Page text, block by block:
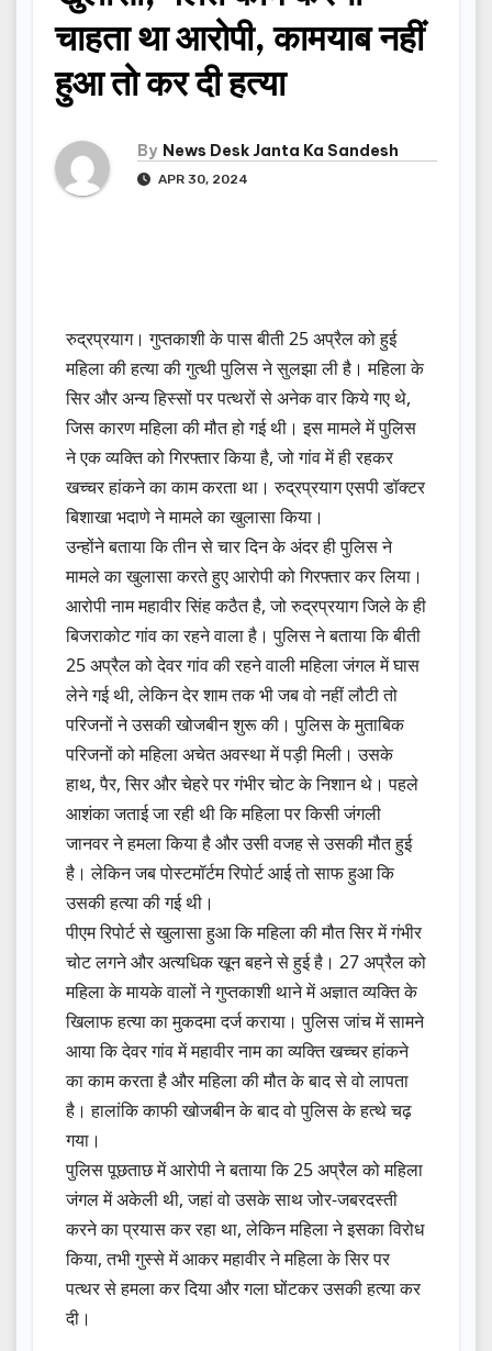
चाहता था आरोपी, कामयाब नहीं
हुआ तो कर दी हत्या
By News Desk Janta Ka Sandesh
APR 30, 2024
रुद्रप्रयाग। गुप्तकाशी के पास बीती 25 अप्रैल को हुई
महिला की हत्या की गुत्थी पुलिस ने सुलझा ली है। महिला के
सिर और अन्य हिस्सों पर पत्थरों से अनेक वार किये गए थे,
जिस कारण महिला की मौत हो गई थी। इस मामले में पुलिस
ने एक व्यक्ति को गिरफ्तार किया है, जो गांव में ही रहकर
खच्चर हांकने का काम करता था। रुद्रप्रयाग एसपी डॉक्टर
बिशाखा भदाणे ने मामले का खुलासा किया।
उन्होंने बताया कि तीन से चार दिन के अंदर ही पुलिस ने
मामले का खुलासा करते हुए आरोपी को गिरफ्तार कर लिया।
आरोपी नाम महावीर सिंह कठैत है, जो रुद्रप्रयाग जिले के ही
बिजराकोट गांव का रहने वाला है। पुलिस ने बताया कि बीती
25 अप्रैल को देवर गांव की रहने वाली महिला जंगल में घास
लेने गई थी, लेकिन देर शाम तक भी जब वो नहीं लौटी तो
परिजनों ने उसकी खोजबीन शुरू की। पुलिस के मुताबिक
परिजनों को महिला अचेत अवस्था में पड़ी मिली। उसके
हाथ, पैर, सिर और चेहरे पर गंभीर चोट के निशान थे। पहले
आशंका जताई जा रही थी कि महिला पर किसी जंगली
जानवर ने हमला किया है और उसी वजह से उसकी मौत हुई
है। लेकिन जब पोस्टमॉर्टम रिपोर्ट आई तो साफ हुआ कि
उसकी हत्या की गई थी।
पीएम रिपोर्ट से खुलासा हुआ कि महिला की मौत सिर में गंभीर
चोट लगने और अत्यधिक खून बहने से हुई है। 27 अप्रैल को
महिला के मायके वालों ने गुप्तकाशी थाने में अज्ञात व्यक्ति के
खिलाफ हत्या का मुकदमा दर्ज कराया। पुलिस जांच में सामने
आया कि देवर गांव में महावीर नाम का व्यक्ति खच्चर हांकने
का काम करता है और महिला की मौत के बाद से वो लापता
है। हालांकि काफी खोजबीन के बाद वो पुलिस के हत्थे चढ़
गया।
पुलिस पूछताछ में आरोपी ने बताया कि 25 अप्रैल को महिला
जंगल में अकेली थी, जहां वो उसके साथ जोर-जबरदस्ती
करने का प्रयास कर रहा था, लेकिन महिला ने इसका विरोध
किया, तभी गुस्से में आकर महावीर ने महिला के सिर पर
पत्थर से हमला कर दिया और गला घोंटकर उसकी हत्या कर
दी।